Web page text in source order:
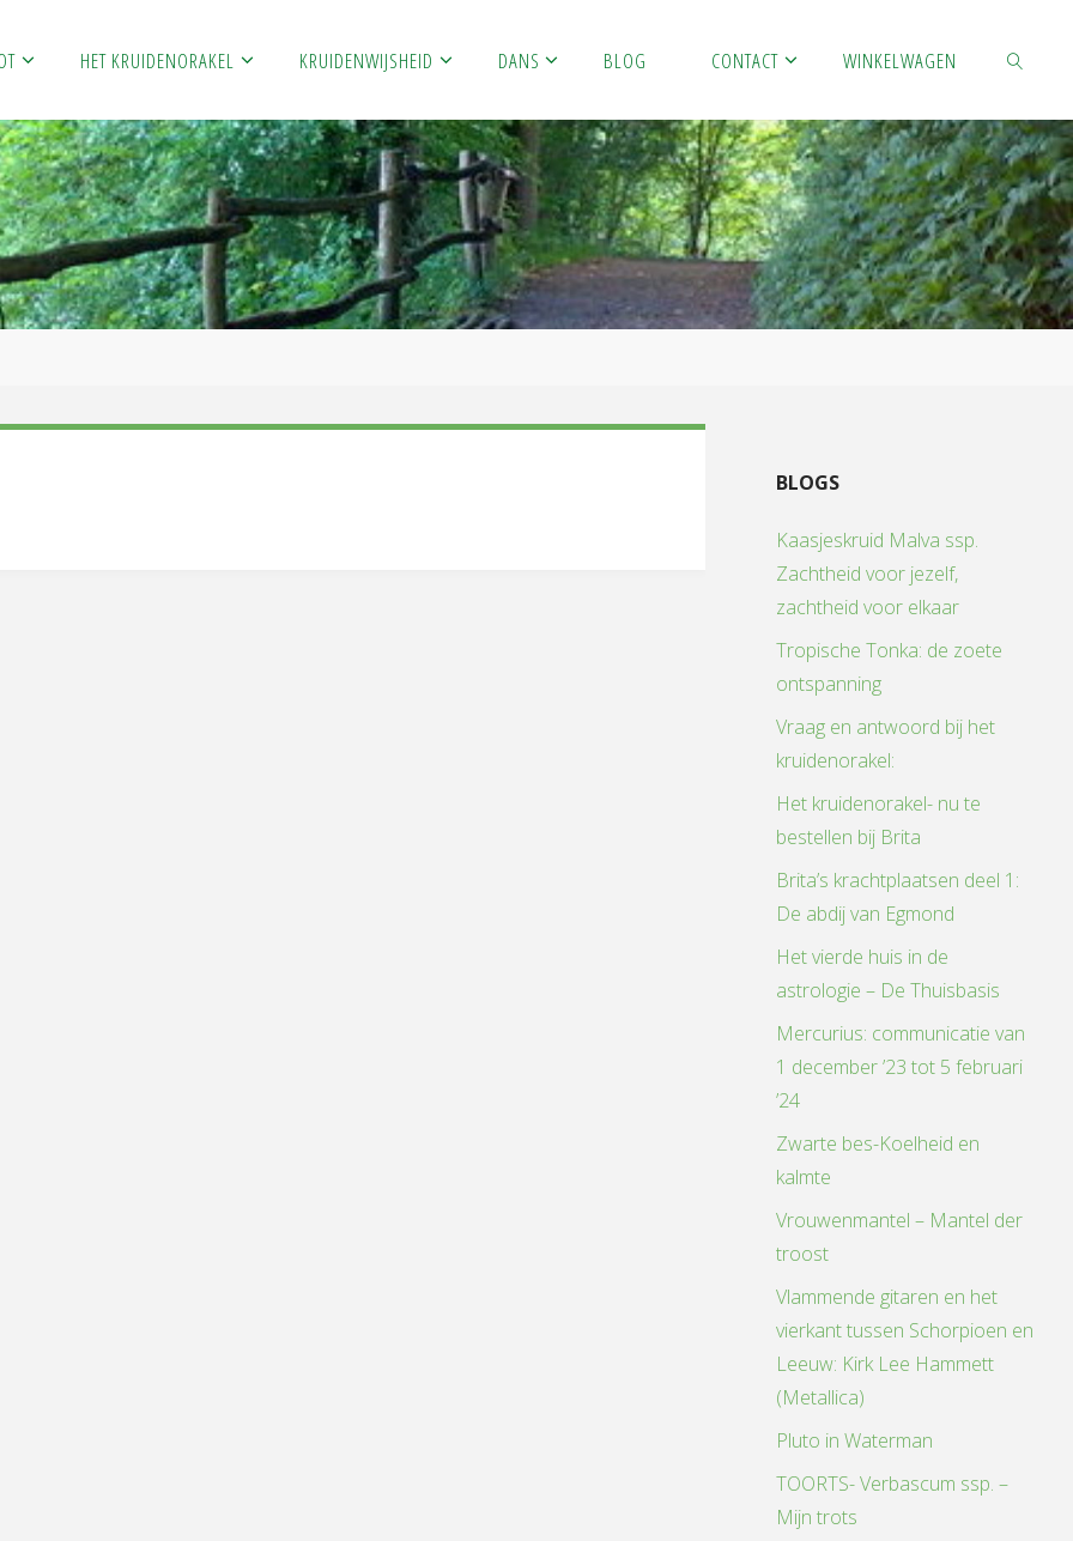
HET KRUIDENORAKEL KRUIDENWIJSHEID DANS BLOG CONTACT WINKELWAGEN
ZOEKEN
BLOGS
Kaasjeskruid Malva ssp.
Zachtheid voor jezelf,
zachtheid voor elkaar
Tropische Tonka: de zoete
ontspanning
Vraag en antwoord bij het
kruidenorakel:
Het kruidenorakel- nu te
bestellen bij Brita
Brita’s krachtplaatsen deel 1:
De abdij van Egmond
Het vierde huis in de
astrologie – De Thuisbasis
Mercurius: communicatie van
1 december ’23 tot 5 februari
’24
Zwarte bes-Koelheid en
kalmte
Vrouwenmantel – Mantel der
troost
Vlammende gitaren en het
vierkant tussen Schorpioen en
Leeuw: Kirk Lee Hammett
(Metallica)
Pluto in Waterman
TOORTS- Verbascum ssp. –
Mijn trots